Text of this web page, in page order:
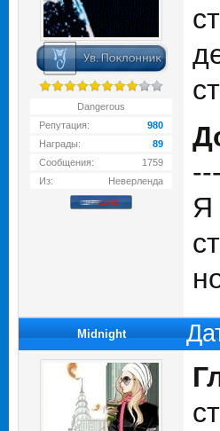
Dangerous
Репутация:
980
Награды:
89
Сообщения:
1759
Из:
Неверленда
Я
Midnight